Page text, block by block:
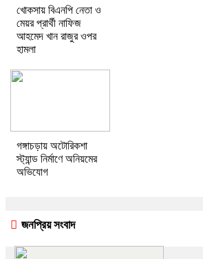
খোকসায় বিএনপি নেতা ও
মেয়র প্রার্থী নাফিজ
আহমেদ খান রাজুর ওপর
হামলা
গঙ্গাচড়ায় অটোরিকশা
স্ট্যান্ড নির্মাণে অনিয়মের
অভিযোগ
জনপ্রিয় সংবাদ